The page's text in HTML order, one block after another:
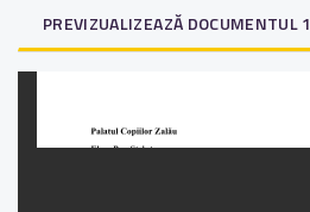
PREVIZUALIZEAZĂ DOCUMENTUL 1